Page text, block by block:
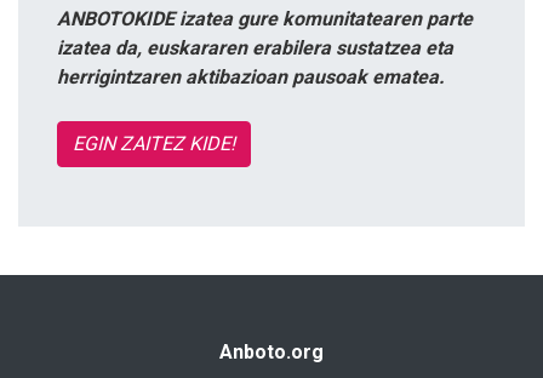
ANBOTOKIDE izatea gure komunitatearen parte
izatea da, euskararen erabilera sustatzea eta
herrigintzaren aktibazioan pausoak ematea.
EGIN ZAITEZ KIDE!
Anboto.org